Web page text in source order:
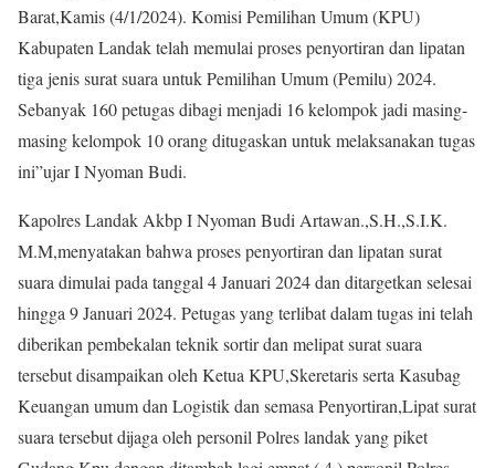
Barat,Kamis (4/1/2024). Komisi Pemilihan Umum (KPU)
Kabupaten Landak telah memulai proses penyortiran dan lipatan
tiga jenis surat suara untuk Pemilihan Umum (Pemilu) 2024.
Sebanyak 160 petugas dibagi menjadi 16 kelompok jadi masing-
masing kelompok 10 orang ditugaskan untuk melaksanakan tugas
ini”ujar I Nyoman Budi.
Kapolres Landak Akbp I Nyoman Budi Artawan.,S.H.,S.I.K.
M.M,menyatakan bahwa proses penyortiran dan lipatan surat
suara dimulai pada tanggal 4 Januari 2024 dan ditargetkan selesai
hingga 9 Januari 2024. Petugas yang terlibat dalam tugas ini telah
diberikan pembekalan teknik sortir dan melipat surat suara
tersebut disampaikan oleh Ketua KPU,Skeretaris serta Kasubag
Keuangan umum dan Logistik dan semasa Penyortiran,Lipat surat
suara tersebut dijaga oleh personil Polres landak yang piket